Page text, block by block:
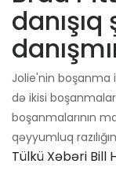
Jolie'nin boşanma
də ikisi
boşanmalarının
qəyyumluq
Tülkü Xəbəri Bill